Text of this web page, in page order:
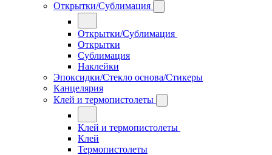
Открытки/Сублимация
Открытки/Сублимация
Открытки
Сублимация
Наклейки
Эпоксидки/Стекло основа/Стикеры
Канцелярия
Клей и термопистолеты
Клей и термопистолеты
Клей
Термопистолеты